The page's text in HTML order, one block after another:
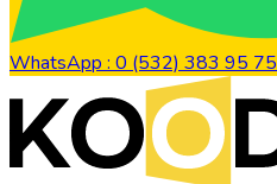
WhatsApp : 0 (532) 383 95 75